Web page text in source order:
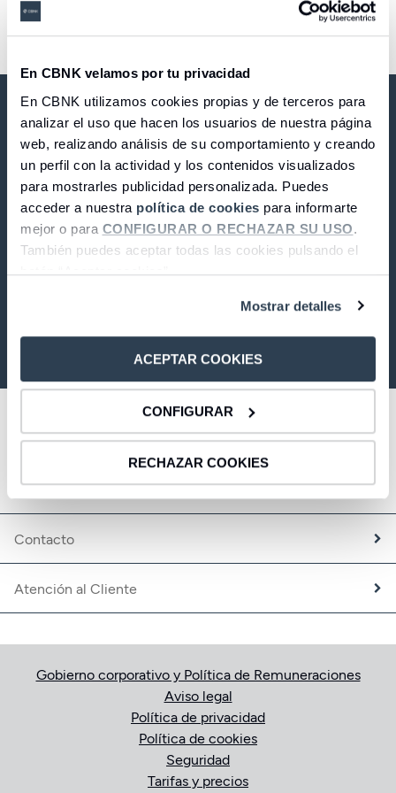
En CBNK velamos por tu privacidad
En CBNK utilizamos cookies propias y de terceros para
analizar el uso que hacen los usuarios de nuestra página
web, realizando análisis de su comportamiento y creando
un perfil con la actividad y los contenidos visualizados
para mostrarles publicidad personalizada. Puedes
acceder a nuestra política de cookies para informarte
mejor o para CONFIGURAR O RECHAZAR SU USO.
También puedes aceptar todas las cookies pulsando el
botón “Aceptar cookies”.
Mostrar detalles
ACEPTAR COOKIES
CONFIGURAR
RECHAZAR COOKIES
Servicios
Seguros
Servicios
Servicios
Expatriados
Planes de pensiones
Servicios
CBNK Banco de Colectivos S.A.
LinkedIn
Facebook
TwitterInstagram
Youtube
CBNK Gestión de Activos
CBNK Mediación de Seguros
Trabaja con nosotros
Fundación CBNK
Enlaces de interés
Oficinas
Contacto
Atención al Cliente
Gobierno corporativo y Política de Remuneraciones
Aviso legal
Política de privacidad
Política de cookies
Seguridad
Tarifas y precios